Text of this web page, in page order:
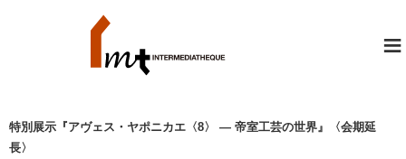
≡
特別展示『アヴェス・ヤポニカエ〈8〉 ― 帝室工芸の世界』〈会期延
長〉